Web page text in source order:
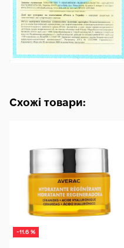
Схожі товари:
-11.6 %